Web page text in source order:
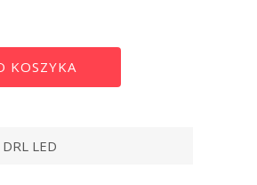
KOSZYKA
LED